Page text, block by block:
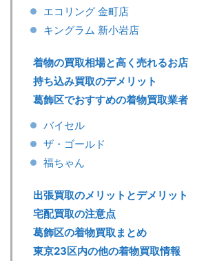
エコリング 金町店
キングラム 新小岩店
着物の買取相場と高く売れるお店
持ち込み買取のデメリット
葛飾区でおすすめの着物買取業者
バイセル
ザ・ゴールド
福ちゃん
出張買取のメリットとデメリット
宅配買取の注意点
葛飾区の着物買取まとめ
東京23区内の他の着物買取情報